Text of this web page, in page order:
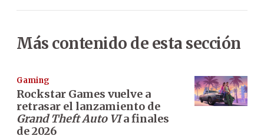
Más contenido de esta sección
Gaming
Rockstar Games vuelve a
retrasar el lanzamiento de
Grand Theft Auto VIa finales
de 2026